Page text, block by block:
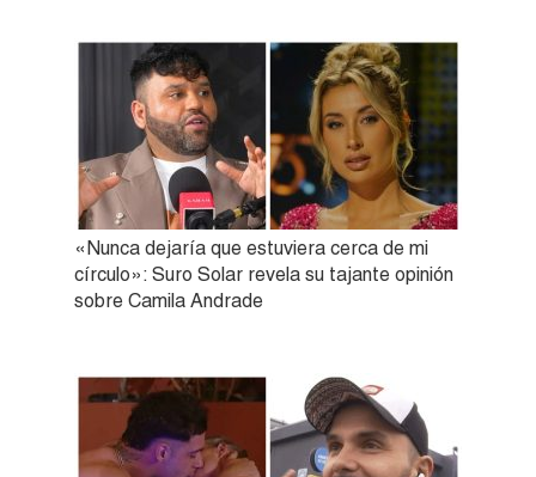
«Nunca dejaría que estuviera cerca de mi
círculo»: Suro Solar revela su tajante opinión
sobre Camila Andrade